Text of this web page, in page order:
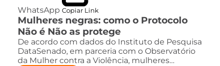
WhatsApp Copiar Link
Mulheres negras: como o Protocolo
Não é Não as protege
De acordo com dados do Instituto de Pesquisa
DataSenado, em parceria com o Observatório
da Mulher contra a Violência, mulheres…